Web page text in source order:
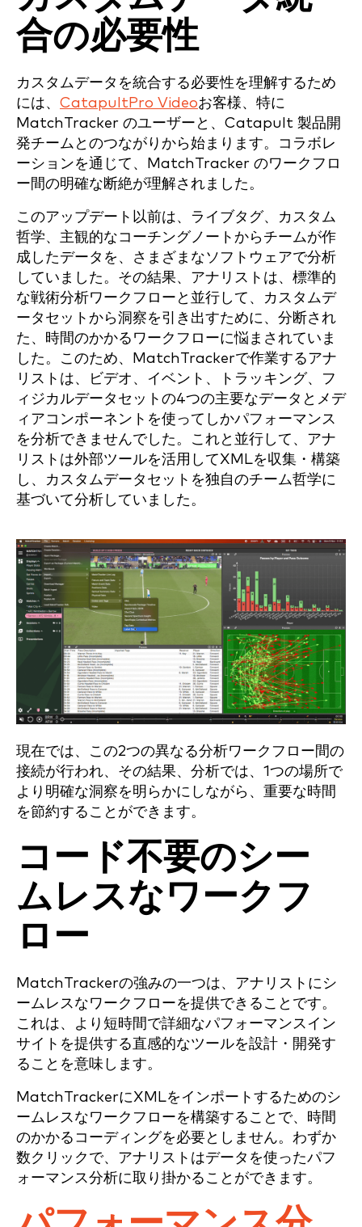
合の必要性
カスタムデータを統合する必要性を理解するため
には、 CatapultPro Videoお客様、特に
MatchTracker のユーザーと、Catapult 製品開
発チームとのつながりから始まります。コラボレ
ーションを通じて、MatchTracker のワークフロ
ー間の明確な断絶が理解されました。
このアップデート以前は、ライブタグ、カスタム
哲学、主観的なコーチングノートからチームが作
成したデータを、さまざまなソフトウェアで分析
していました。その結果、アナリストは、標準的
な戦術分析ワークフローと並行して、カスタムデ
ータセットから洞察を引き出すために、分断され
た、時間のかかるワークフローに悩まされていま
した。このため、MatchTrackerで作業するアナ
リストは、ビデオ、イベント、トラッキング、フ
ィジカルデータセットの4つの主要なデータとメデ
ィアコンポーネントを使ってしかパフォーマンス
を分析できませんでした。これと並行して、アナ
リストは外部ツールを活用してXMLを収集・構築
し、カスタムデータセットを独自のチーム哲学に
基づいて分析していました。
現在では、この2つの異なる分析ワークフロー間の
接続が行われ、その結果、分析では、1つの場所で
より明確な洞察を明らかにしながら、重要な時間
を節約することができます。
コード不要のシー
ムレスなワークフ
ロー
MatchTrackerの強みの一つは、アナリストにシ
ームレスなワークフローを提供できることです。
これは、より短時間で詳細なパフォーマンスイン
サイトを提供する直感的なツールを設計・開発す
ることを意味します。
MatchTrackerにXMLをインポートするためのシ
ームレスなワークフローを構築することで、時間
のかかるコーディングを必要としません。わずか
数クリックで、アナリストはデータを使ったパフ
ォーマンス分析に取り掛かることができます。